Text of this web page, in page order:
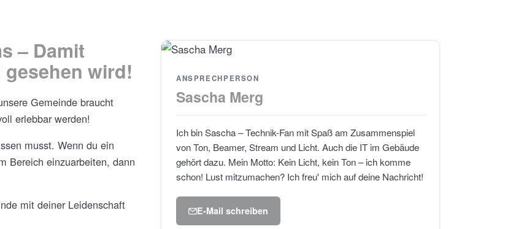
– Damit
wird!
Gemeinde braucht
erlebbar werden!
musst. Wenn du ein
Bereich einzuarbeiten, dann
mit deiner Leidenschaft
ANSPRECHPERSON
Sascha Merg
Ich bin Sascha – Technik-Fan mit Spaß am Zusammenspiel
von Ton, Beamer, Stream und Licht. Auch die IT im Gebäude
gehört dazu. Mein Motto: Kein Licht, kein Ton – ich komme
schon! Lust mitzumachen? Ich freu' mich auf deine Nachricht!
E-Mail schreiben